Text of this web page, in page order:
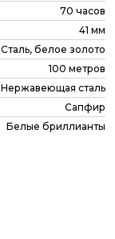
70 часов
41 мм
Сталь, белое золото
100 метров
Нержавеющая сталь
Сапфир
Белые бриллианты